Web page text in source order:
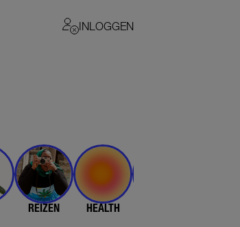
INLOGGEN
REIZEN HEALTH